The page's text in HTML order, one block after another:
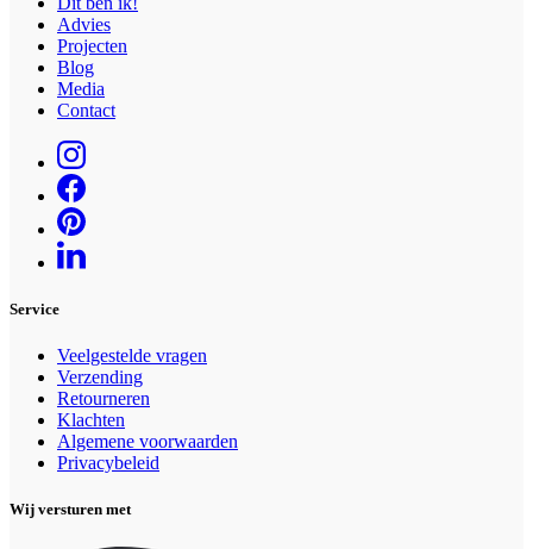
Advies
Projecten
Blog
Media
Contact
Service
Veelgestelde vragen
Verzending
Retourneren
Klachten
Algemene voorwaarden
Privacybeleid
Wij versturen met